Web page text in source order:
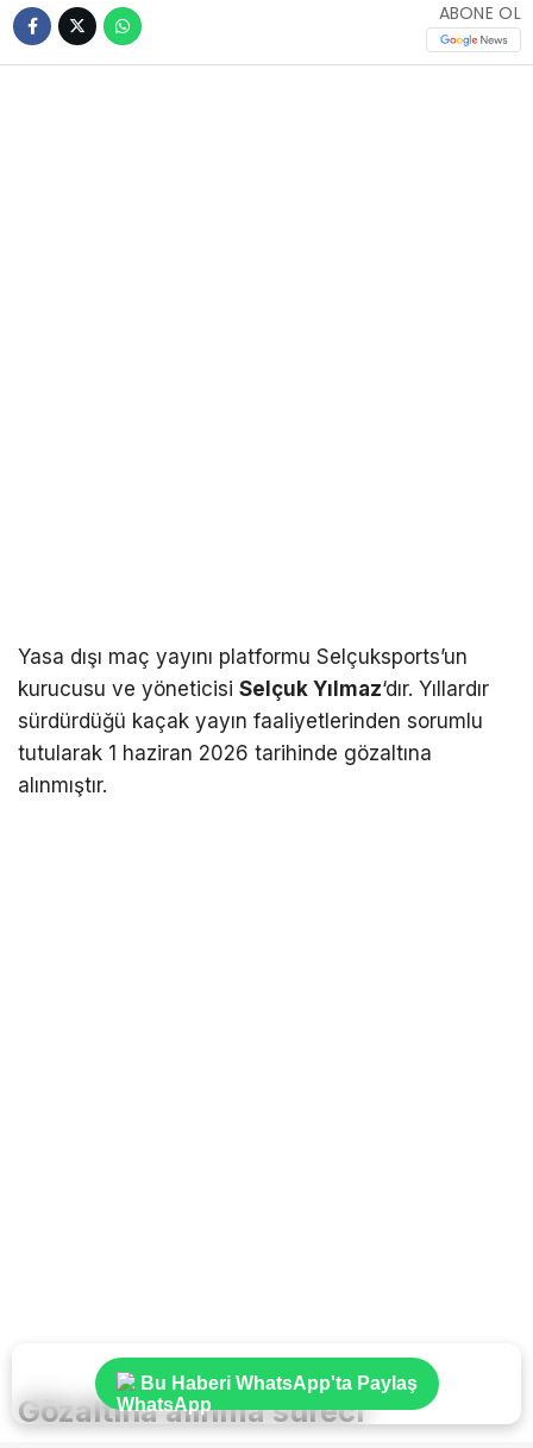
ABONE OL
Yasa dışı maç yayını platformu Selçuksports’un
kurucusu ve yöneticisi Selçuk Yılmaz‘dır. Yıllardır
sürdürdüğü kaçak yayın faaliyetlerinden sorumlu
tutularak 1 haziran 2026 tarihinde gözaltına
alınmıştır.
Gözaltına alınma süreci
Bu Haberi WhatsApp'ta Paylaş